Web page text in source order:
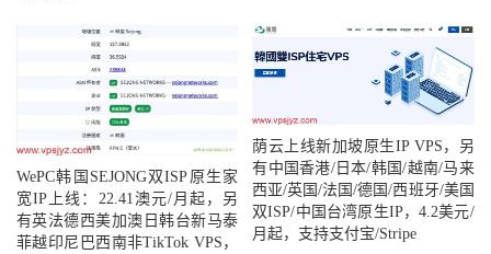
WePC韩国SEJONG双ISP原生家
宽IP上线：22.41澳元/月起，另
有英法德西美加澳日韩台新马泰
菲越印尼巴西南非TikTok VPS，
荫云上线新加坡原生IP VPS，另
有中国香港/日本/韩国/越南/马来
西亚/英国/法国/德国/西班牙/美国
双ISP/中国台湾原生IP，4.2美元/
月起，支持支付宝/Stripe